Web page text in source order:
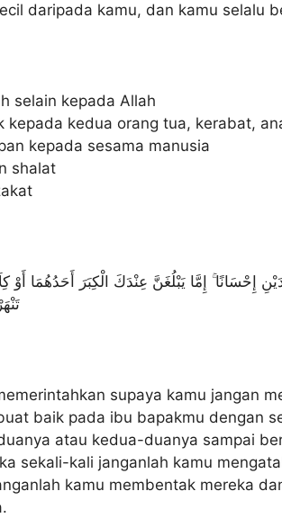
daripada kamu, dan kamu selalu
selain kepada Allah
kepada kedua orang tua, kerabat,
kepada sesama manusia
shalat
إِحْسَانًا ۚ إِمَّا يَبْلُغَنَّ عِنْدَكَ الْكِبَرَ أَحَدُهُمَا أَوْ
supaya kamu jangan
baik pada ibu bapakmu dengan
atau kedua-duanya sampai
sekali-kali janganlah kamu
kamu membentak mereka